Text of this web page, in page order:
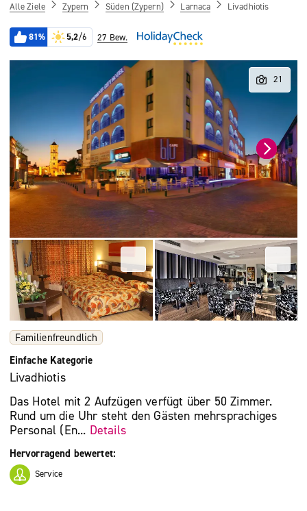
Alle Ziele Zypern Süden (Zypern) Larnaca Livadhiotis
81% 5,2/6 27 Bew.
Familienfreundlich
Einfache Kategorie
Livadhiotis
Das Hotel mit 2 Aufzügen verfügt über 50 Zimmer.
Rund um die Uhr steht den Gästen mehrsprachiges
Personal (En... Details
Hervorragend bewertet:
Service